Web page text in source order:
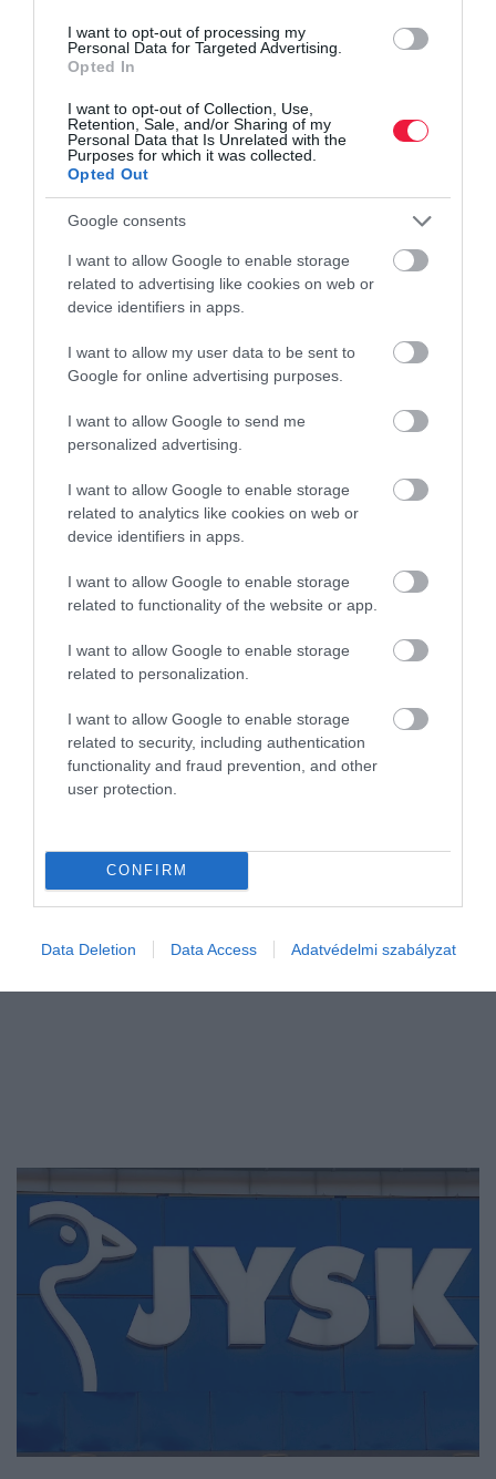
I want to opt-out of processing my
Personal Data for Targeted Advertising.
Opted In
I want to opt-out of Collection, Use,
Retention, Sale, and/or Sharing of my
Personal Data that Is Unrelated with the
Purposes for which it was collected.
Opted Out
Google consents
I want to allow Google to enable storage
related to advertising like cookies on web or
device identifiers in apps.
I want to allow my user data to be sent to
Google for online advertising purposes.
I want to allow Google to send me
personalized advertising.
I want to allow Google to enable storage
related to analytics like cookies on web or
device identifiers in apps.
I want to allow Google to enable storage
related to functionality of the website or app.
I want to allow Google to enable storage
related to personalization.
I want to allow Google to enable storage
related to security, including authentication
functionality and fraud prevention, and other
user protection.
CONFIRM
Data Deletion Data Access Adatvédelmi szabályzat
minimalizmusáról és semleges színeinek használatáról.
Divathóborttá vált egy 2,7 millió forintos szék
Új őrület ütötte fel a fejét a tengerentúlon. A kiváltó oka egy
méregdrága szék, rengeteg férfi akar magának egyet otthonra. De